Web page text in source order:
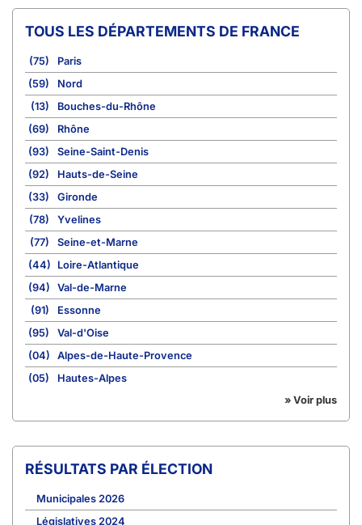
TOUS LES DÉPARTEMENTS DE FRANCE
(75)
Paris
(59)
Nord
(13)
Bouches-du-Rhône
(69)
Rhône
(93)
Seine-Saint-Denis
(92)
Hauts-de-Seine
(33)
Gironde
(78)
Yvelines
(77)
Seine-et-Marne
(44)
Loire-Atlantique
(94)
Val-de-Marne
(91)
Essonne
(95)
Val-d'Oise
(04)
Alpes-de-Haute-Provence
(05)
Hautes-Alpes
» Voir plus
RÉSULTATS PAR ÉLECTION
Municipales 2026
Législatives 2024